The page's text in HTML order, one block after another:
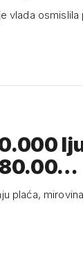
vlada
80.00…
plaća,